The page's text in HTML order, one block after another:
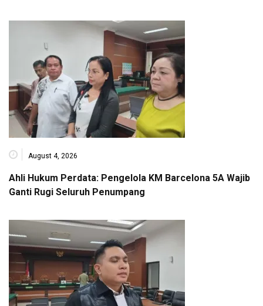
August 4, 2026
Ahli Hukum Perdata: Pengelola KM Barcelona 5A Wajib
Ganti Rugi Seluruh Penumpang